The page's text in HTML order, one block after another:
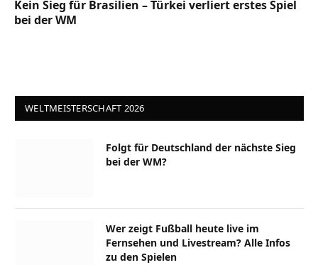
Kein Sieg für Brasilien – Türkei verliert erstes Spiel
bei der WM
WELTMEISTERSCHAFT 2026
Folgt für Deutschland der nächste Sieg
bei der WM?
Wer zeigt Fußball heute live im
Fernsehen und Livestream? Alle Infos
zu den Spielen